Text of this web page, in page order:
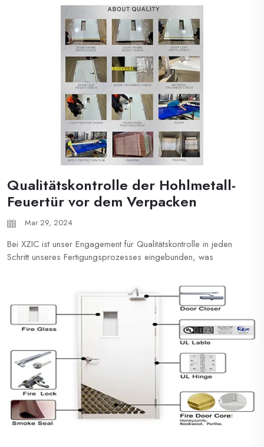
Ihrer Holztür erheblich. Bei XZIC Holztüren haben wir
verschiedene Arten von Finishes, um mit verschiedenen
Anforderungen ...
Qualitätskontrolle der Hohlmetall-
Feuertür vor dem Verpacken
Mar 29, 2024
Bei XZIC ist unser Engagement für Qualitätskontrolle in jeden
Schritt unseres Fertigungsprozesses eingebunden, was
Herausforderungen bestehen. Treten Sie uns bei, während wir
Sie durch unseren sorgfältigen Qualitätskontrollprozess
führen...